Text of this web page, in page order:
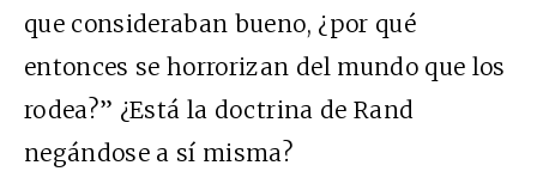
que consideraban bueno, ¿por qué
entonces se horrorizan del mundo que los
rodea?” ¿Está la doctrina de Rand
negándose a sí misma?